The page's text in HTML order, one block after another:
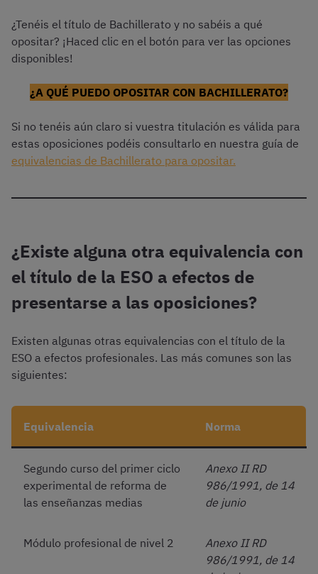
¿Tenéis el título de Bachillerato y no sabéis a qué
opositar? ¡Haced clic en el botón para ver las opciones
disponibles!
¿A QUÉ PUEDO OPOSITAR CON BACHILLERATO?
Si no tenéis aún claro si vuestra titulación es válida para
estas oposiciones podéis consultarlo en nuestra guía de
equivalencias de Bachillerato para opositar.
¿Existe alguna otra equivalencia con
el título de la ESO a efectos de
presentarse a las oposiciones?
Existen algunas otras equivalencias con el título de la
ESO a efectos profesionales. Las más comunes son las
siguientes:
Equivalencia Norma
Segundo curso del primer ciclo
experimental de reforma de
las enseñanzas medias
Anexo II RD
986/1991, de 14
de junio
Módulo profesional de nivel 2
Anexo II RD
986/1991, de 14